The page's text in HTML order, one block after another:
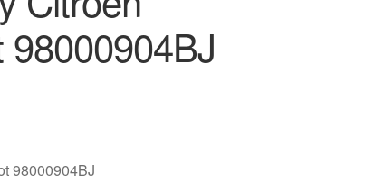
98000904BJ
98000904BJ